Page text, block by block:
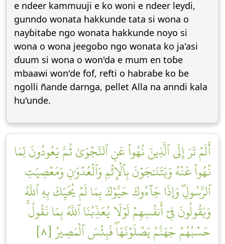
e ndeer kammuuji e ko woni e ndeer leydi,
gunndo wonata hakkunde tata si wona o
nayɓitaɓe ngo wonata hakkunde noyo si
wona o wona jeegoɓo ngo wonata ko ja'asi
ɗuum si wona o won'da e mum en toɓe
mbaawi won'de fof, refti o habraɓe ko ɓe
ngolli ñande darnga, pellet Alla na anndi kala
hu'unde.
أَلَمۡ تَرَ إِلَى ٱلَّذِينَ نُهُواْ عَنِ ٱلنَّجۡوَىٰ ثُمَّ يَعُودُونَ لِمَا
نُهُواْ عَنۡهُ وَيَتَنَٰجَوۡنَ بِٱلۡإِثۡمِ وَٱلۡعُدۡوَٰنِ وَمَعۡصِيَتِ
ٱلرَّسُولِۖ وَإِذَا جَآءُوكَ حَيَّوۡكَ بِمَا لَمۡ يُحَيِّكَ بِهِ ٱللَّهُ
وَيَقُولُونَ فِيٓ أَنفُسِهِمۡ لَوۡلَا يُعَذِّبُنَا ٱللَّهُ بِمَا نَقُولُۚ
حَسۡبُهُمۡ جَهَنَّمُ يَصۡلَوۡنَهَاۖ فَبِئۡسَ ٱلۡمَصِيرُ [٨]